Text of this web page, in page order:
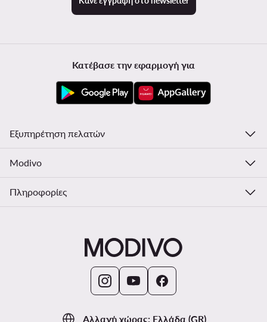
Αλλαγή χώρας: Ελλάδα (GR)
Κατέβασε την εφαρμογή για
Εξυπηρέτηση πελατών
Modivo
Πληροφορίες